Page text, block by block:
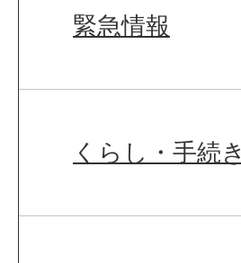
緊急情報
くらし・手続き